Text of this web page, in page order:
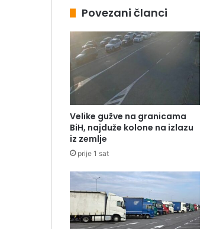
Povezani članci
Velike gužve na granicama
BiH, najduže kolone na izlazu
iz zemlje
prije 1 sat